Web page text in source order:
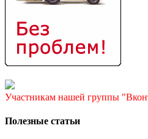
Участникам нашей группы
Полезные статьи